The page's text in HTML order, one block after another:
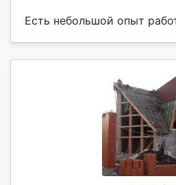
Есть небольшой опыт